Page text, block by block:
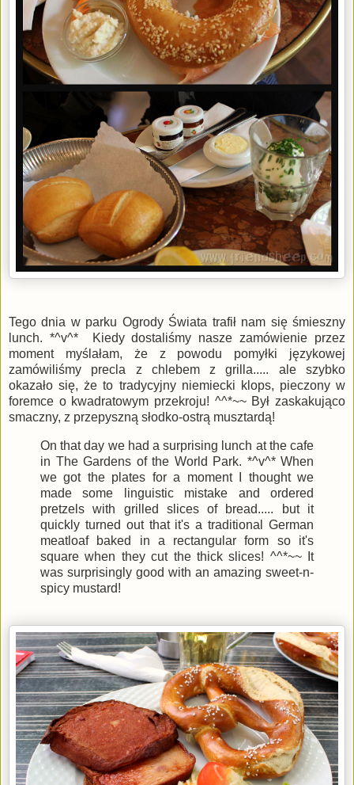
Tego dnia w parku Ogrody Świata trafił nam się śmieszny
lunch. *^v^* Kiedy dostaliśmy nasze zamówienie przez
moment myślałam, że z powodu pomyłki językowej
zamówiliśmy precla z chlebem z grilla..... ale szybko
okazało się, że to tradycyjny niemiecki klops, pieczony w
foremce o kwadratowym przekroju! ^^*~~ Był zaskakująco
smaczny, z przepyszną słodko-ostrą musztardą!
On that day we had a surprising lunch at the cafe
in The Gardens of the World Park. *^v^* When
we got the plates for a moment I thought we
made some linguistic mistake and ordered
pretzels with grilled slices of bread..... but it
quickly turned out that it's a traditional German
meatloaf baked in a rectangular form so it's
square when they cut the thick slices! ^^*~~ It
was surprisingly good with an amazing sweet-n-
spicy mustard!